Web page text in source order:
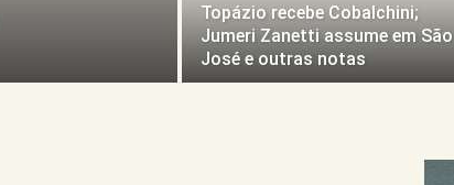
Topázio recebe Cobalchini;
Jumeri Zanetti assume em São
José e outras notas